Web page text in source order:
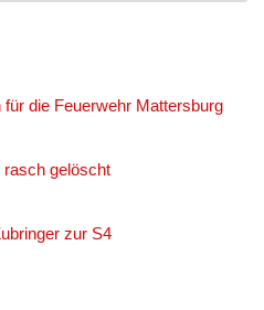
die Feuerwehr Mattersburg
rasch gelöscht
zur S4